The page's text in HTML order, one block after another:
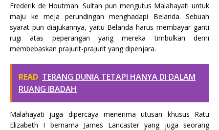
Frederik de Houtman. Sultan pun mengutus Malahayati untuk
maju ke meja perundingan menghadapi Belanda. Sebuah
syarat pun diajukannya, yaitu Belanda harus membayar ganti
rugi atas peperangan yang mereka timbulkan demi
membebaskan prajurit-prajurit yang dipenjara.
READ TERANG DUNIA TETAPI HANYA DI DALAM
RUANG IBADAH
Malahayati juga dipercaya menerima utusan khusus Ratu
Elizabeth I bernama James Lancaster yang juga seorang